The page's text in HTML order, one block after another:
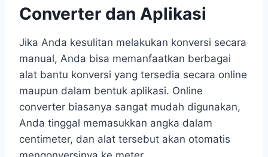
Converter dan Aplikasi
Jika Anda kesulitan melakukan konversi secara
manual, Anda bisa memanfaatkan berbagai
alat bantu konversi yang tersedia secara online
maupun dalam bentuk aplikasi. Online
converter biasanya sangat mudah digunakan,
Anda tinggal memasukkan angka dalam
centimeter, dan alat tersebut akan otomatis